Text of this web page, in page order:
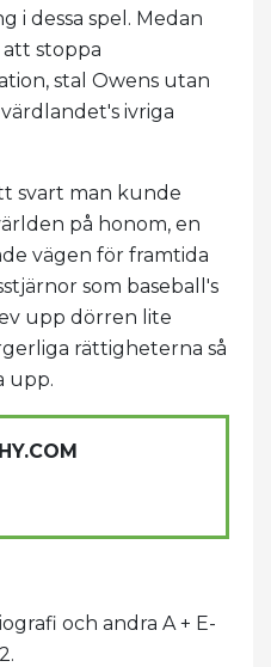
i dessa spel. Medan
stoppa
stal Owens utan
ivriga
svart man kunde
på honom, en
vägen för framtida
som baseball's
upp dörren lite
rättigheterna så
upp.
och andra A + E-